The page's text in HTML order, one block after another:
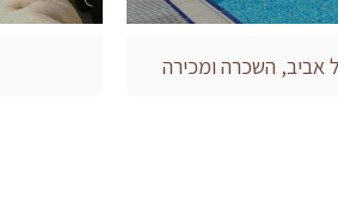
אביב, השכרה ומכירה